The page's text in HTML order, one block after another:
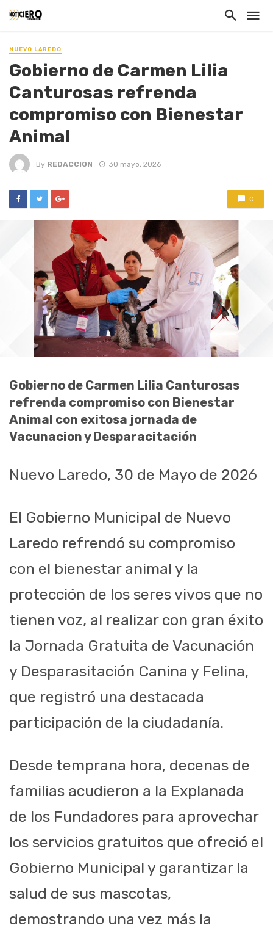
NUEVO LAREDO
Gobierno de Carmen Lilia
Canturosas refrenda
compromiso con Bienestar
Animal
By REDACCION 30 mayo, 2026
0
Gobierno de Carmen Lilia Canturosas
refrenda compromiso con Bienestar
Animal con exitosa jornada de
Vacunacion y Desparacitación
Nuevo Laredo, 30 de Mayo de 2026
El Gobierno Municipal de Nuevo
Laredo refrendó su compromiso
con el bienestar animal y la
protección de los seres vivos que no
tienen voz, al realizar con gran éxito
la Jornada Gratuita de Vacunación
y Desparasitación Canina y Felina,
que registró una destacada
participación de la ciudadanía.
Desde temprana hora, decenas de
familias acudieron a la Explanada
de los Fundadores para aprovechar
los servicios gratuitos que ofreció el
Gobierno Municipal y garantizar la
salud de sus mascotas,
demostrando una vez más la